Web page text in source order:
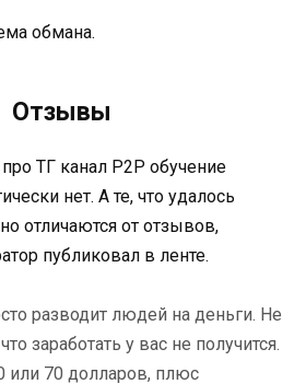
обмана.
Отзывы
ТГ канал P2P обучение
нет. А те, что удалось
отличаются от отзывов,
публиковал в ленте.
разводит людей на деньги. Не
заработать у вас не получится.
или 70 долларов, плюс